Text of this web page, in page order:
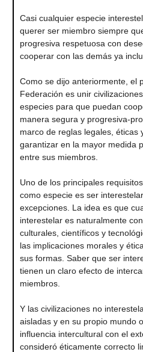
Casi cualquier especie
querer ser miembro siempre
progresiva respetuosa con
cooperar con las demás ya
Como se dijo anteriormente, el
Federación es unir
especies para que puedan
manera segura y progresiva-
marco de reglas legales, éticas
garantizar en la mayor medida
entre sus miembros.
Uno de los principales
como especie es ser
excepciones. La idea es que
interestelar es naturalmente
culturales, científicos y
las implicaciones morales y
sus formas. Saber que ser
tienen un claro efecto de
miembros.
Y las civilizaciones no
aisladas y en su propio mundo
influencia intercultural con el
consideró éticamente correcto